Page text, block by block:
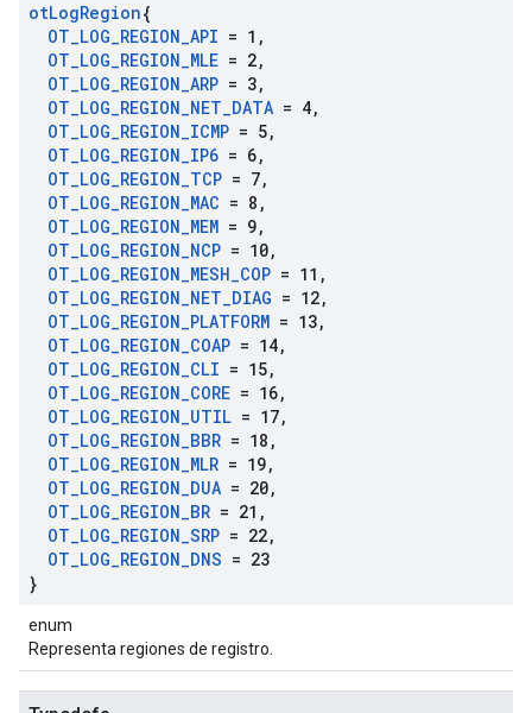
otLogRegion{
OT_LOG_REGION_API = 1 ,
OT_LOG_REGION_MLE = 2,
OT_LOG_REGION_ARP = 3,
OT_LOG_REGION_NET_DATA = 4,
OT_LOG_REGION_ICMP = 5,
OT_LOG_REGION_IP6 = 6,
OT_LOG_REGION_TCP = 7,
OT_LOG_REGION_MAC = 8 ,
OT_LOG_REGION_MEM = 9,
OT_LOG_REGION_NCP = 10,
OT_LOG_REGION_MESH_COP = 11 ,
OT_LOG_REGION_NET_DIAG = 12,
OT_LOG_REGION_PLATFORM = 13,
OT_LOG_REGION_COAP = 14,
OT_LOG_REGION_CLI = 15,
OT_LOG_REGION_CORE = 16,
OT_LOG_REGION_UTIL = 17,
OT_LOG_REGION_BBR = 18 ,
OT_LOG_REGION_MLR = 19,
OT_LOG_REGION_DUA = 20,
OT_LOG_REGION_BR = 21 ,
OT_LOG_REGION_SRP = 22,
OT_LOG_REGION_DNS = 23
}
enum
Representa regiones de registro.